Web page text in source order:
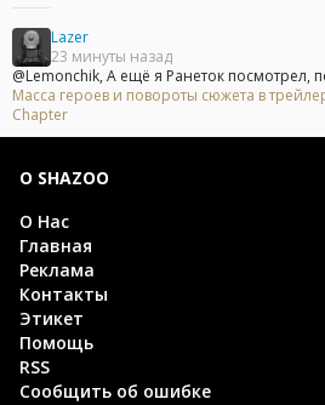
Lazer
23 минуты назад
@Lemonchik, А ещё я Ранеток посмотрел,
Масса героев и повороты сюжета в
Chapter
О SHAZOO
О Нас
Главная
Реклама
Контакты
Этикет
Помощь
RSS
Сообщить об ошибке